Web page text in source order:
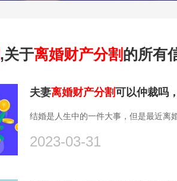
,关于离婚财产分割的所有
夫妻离婚财产分割可以仲裁吗
结婚是人生中的一件大事，但是最近离
2023-03-31